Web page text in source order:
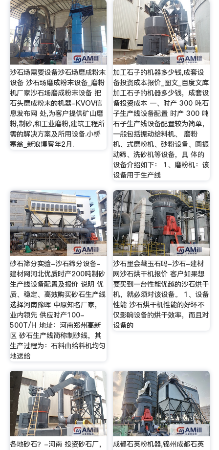
沙石场需要设备沙石场磨成粉末
设备 沙石场磨成粉末设备_磨粉
机厂家沙石场磨成粉末设备 把
石头磨成粉末的机器-KVOV信
息发布网 处,为客户提供矿山磨
粉,制砂,和工业磨粉,建筑工程所
需的解决方案及所用设备.小桥
塞翁_新浪博客年2月.
加工石子的机器多少钱,成套设
备投资成本报价_图文_百度文库
加工石子的机器多少钱，成套设
备投资成本 一、时产 300 吨石
子生产线设备配置 时产 300 吨
石子生产线设备配置较为简单，
一般包括振动给料机、 磨粉
机、式磨粉机、砂粉设备、圆振
动筛、洗砂机等设备，具 体的
设备介绍如下： 1、磨粉机：该
设备用于生产线
砂石筛分实验-沙石筛分设备-
建材网河北优质时产200吨制砂
生产线设备配置及报价 说明 优
质、稳定、高效购买砂石生产线
选择河南豫晖 中原知名厂家，
业内领先 供应时产100-
500T/H 地址：河南郑州高新
区 砂石生产线简称制砂线，其
生产过程为：石料由给料机均匀
地送给
沙石里会藏玉石吗-沙石-建材
网沙石烘干机报价 客户如果想
要买到一台性能优越的沙石烘干
机，就必须对该设备。 1、设备
性能 沙石烘干机性能的好坏不
仅影响设备的烘干效率，而且对
设备的
各地砂石？-河南 投资砂石厂，
成都石英粉机器,锦州成都石英